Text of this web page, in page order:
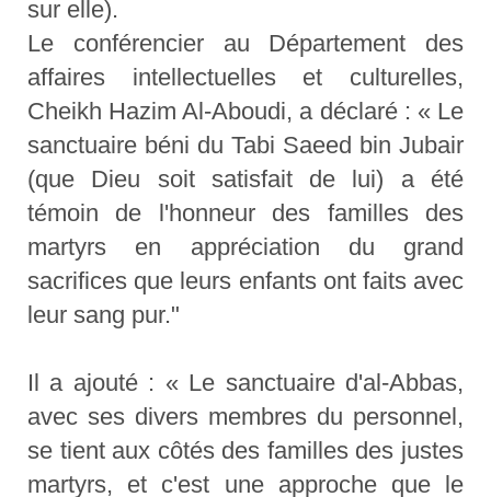
sur elle).
Le conférencier au Département des
affaires intellectuelles et culturelles,
Cheikh Hazim Al-Aboudi, a déclaré : « Le
sanctuaire béni du Tabi Saeed bin Jubair
(que Dieu soit satisfait de lui) a été
témoin de l'honneur des familles des
martyrs en appréciation du grand
sacrifices que leurs enfants ont faits avec
leur sang pur."
Il a ajouté : « Le sanctuaire d'al-Abbas,
avec ses divers membres du personnel,
se tient aux côtés des familles des justes
martyrs, et c'est une approche que le